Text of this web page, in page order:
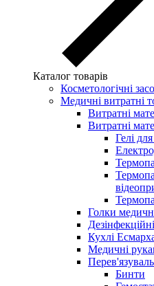
Каталог товарів
Косметологічні
Медичні витратні
Витратні
Витратні
Гелі
Голки
Кухлі
Медичні
Бинти